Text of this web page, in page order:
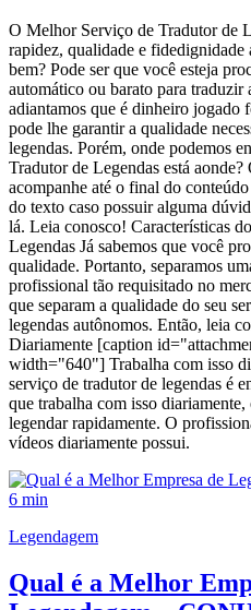
O Melhor Serviço de Tradutor de
rapidez, qualidade e
bem? Pode ser que você esteja
automático ou barato para traduzir
adiantamos que é dinheiro jogado
pode lhe garantir a qualidade
legendas. Porém, onde podemos
Tradutor de Legendas está
acompanhe até o final do
do texto caso possuir alguma
lá. Leia conosco! Características
Legendas Já sabemos que você
qualidade. Portanto, separamos
profissional tão requisitado no
que separam a qualidade do seu
legendas autônomos. Então, leia
Diariamente [caption
width="640"] Trabalha com isso
serviço de tradutor de legendas é
que trabalha com isso
legendar rapidamente. O
vídeos diariamente possui.
6 min
Legendagem
Qual é a Melhor